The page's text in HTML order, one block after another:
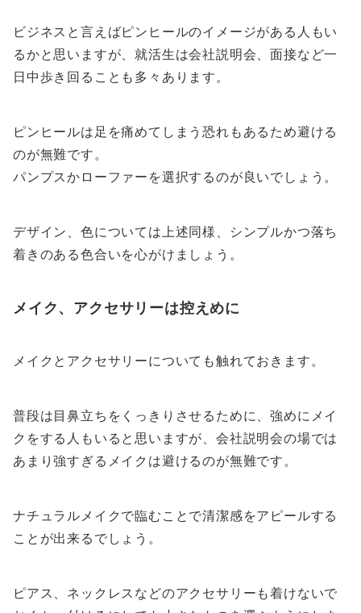
ビジネスと言えばピンヒールのイメージがある人もい
るかと思いますが、就活生は会社説明会、面接など一
日中歩き回ることも多々あります。
ピンヒールは足を痛めてしまう恐れもあるため避ける
のが無難です。
パンプスかローファーを選択するのが良いでしょう。
デザイン、色については上述同様、シンプルかつ落ち
着きのある色合いを心がけましょう。
メイク、アクセサリーは控えめに
メイクとアクセサリーについても触れておきます。
普段は目鼻立ちをくっきりさせるために、強めにメイ
クをする人もいると思いますが、会社説明会の場では
あまり強すぎるメイクは避けるのが無難です。
ナチュラルメイクで臨むことで清潔感をアピールする
ことが出来るでしょう。
ピアス、ネックレスなどのアクセサリーも着けないで